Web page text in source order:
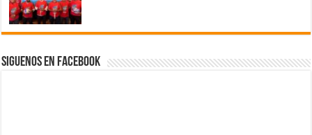
Siguenos en Facebook